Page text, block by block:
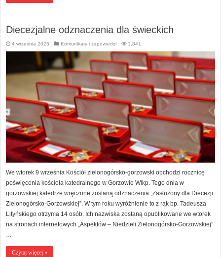
Diecezjalne odznaczenia dla świeckich
4 września 2025 Komunikaty i zapowiedzi 1,841
We wtorek 9 września Kościół zielonogórsko-gorzowski obchodzi rocznicę
poświęcenia kościoła katedralnego w Gorzowie Wlkp. Tego dnia w
gorzowskiej katedrze wręczone zostaną odznaczenia „Zasłużony dla Diecezji
Zielonogórsko-Gorzowskiej”. W tym roku wyróżnienie to z rąk bp. Tadeusza
Lityńskiego otrzyma 14 osób. Ich nazwiska zostaną opublikowane we wtorek
na stronach internetowych „Aspektów – Niedzieli Zielonogórsko-Gorzowskiej”
…
Czytaj więcej »